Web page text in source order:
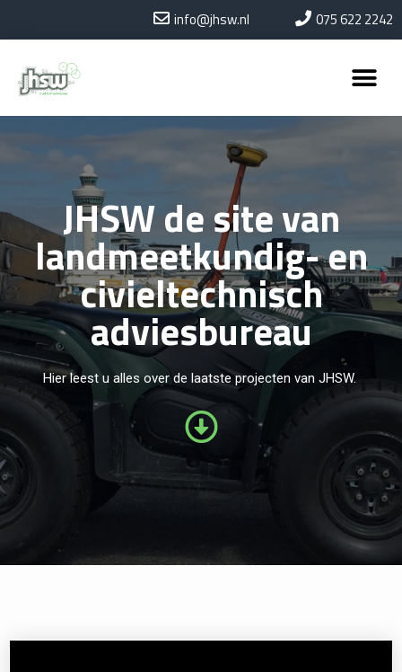
info@jhsw.nl 075 622 2242
JHSW de site van
landmeetkundig- en
civieltechnisch
adviesbureau
Hier leest u alles over de laatste projecten van JHSW.